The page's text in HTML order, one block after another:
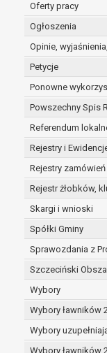
Oferty pracy
Ogłoszenia
Opinie,
Petycje
Ponowne
Powszechny Spis
Referendum
Rejestry i
Rejestry
Rejestr żłobków,
Skargi i wnioski
Spółki Gminy
Sprawozdania z
Szczeciński
Wybory
Wybory ławników
Wybory
Wybory ławników
w